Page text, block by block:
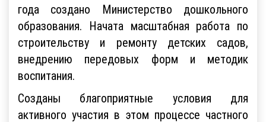
года создано Министерство дошкольного
образования. Начата масштабная работа по
строительству и ремонту детских садов,
внедрению передовых форм и методик
воспитания.
Созданы благоприятные условия для
активного участия в этом процессе частного